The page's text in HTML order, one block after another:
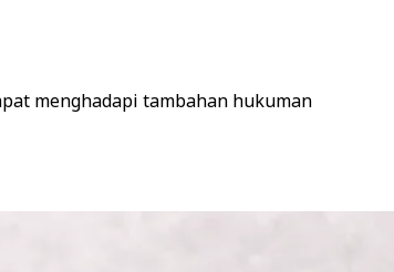
menghadapi tambahan hukuman